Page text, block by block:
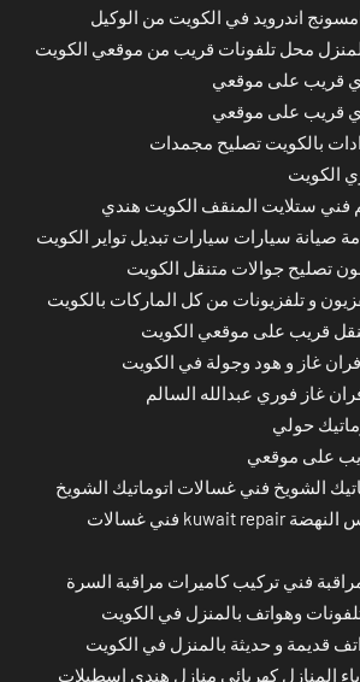
اندرويد في الكويت من الوكيل
محل تلفونات قريب من موقعي الكويت
قريب على موقعي
قريب على موقعي
بالكويت تصليح مجمدات
الكويت
فني ستلايت المنقف الكويت هندي
صيانة سيارات سيارات تبديل تواير الكويت
تصليح جوالات متنقل الكويت
و تلفزيونات من كل الماركات بالكويت
قريب على موقعي الكويت
غاز و هود وجولة في الكويت
غاز فوري عبدالله السالم
حولي
على موقعي
الشويخ فني غسالات اتوماتيك الشويخ
صيانة غسالة ملابس النهضة kuwait repair فني غسالات
فني تركيب كاميرات مراقبة السرة
وهواتف بالمنزل في الكويت
قديمة و حديثة بالمنزل في الكويت
المنازل كهربائي منازل هندي اسطبلات